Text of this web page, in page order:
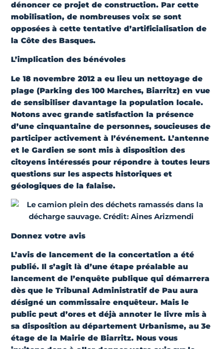
dénoncer ce projet de construction. Par cette
mobilisation, de nombreuses voix se sont
opposées à cette tentative d’artificialisation de
la Côte des Basques.
L’implication des bénévoles
Le18 novembre 2012 a eu lieu un nettoyage de
plage (Parking des 100 Marches, Biarritz) en vue
de sensibiliser davantage la population locale.
Notons avecgrande satisfaction la présence
d’une cinquantaine de personnes, soucieuses de
participer activement à l’événement. L’antenne
et le Gardien se sont mis à disposition des
citoyens intéressés pour répondre à toutes leurs
questions sur les aspects historiques et
géologiques de la falaise.
Donnez votre avis
L’avis de lancement de la concertation a été
publié. Il s’agit là d’une étape préalable au
lancement de l’enquête publique qui démarrera
dès que le Tribunal Administratif de Pau aura
désigné un commissaire enquêteur. Maisle
public peut d’ores et déjà annoter le livre mis à
sa disposition au département Urbanisme, au 3e
étage de la Mairie de Biarritz. Nous vous